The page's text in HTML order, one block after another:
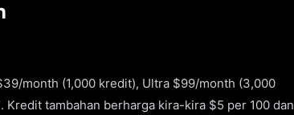
month (1,000 kredit), Ultra $99/month (3,000
tambahan berharga kira-kira $5 per 100 dan